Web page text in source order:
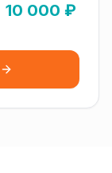
10 000 ₽